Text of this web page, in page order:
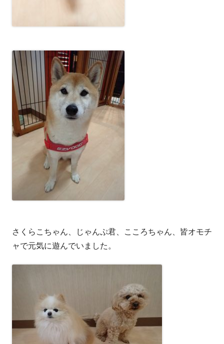
さくらこちゃん、じゃんぷ君、こころちゃん、皆オモチ
ャで元気に遊んでいました。